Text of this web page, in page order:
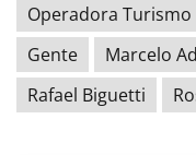
Operadora Turismo
Gente
Marcelo
Rafael Biguetti